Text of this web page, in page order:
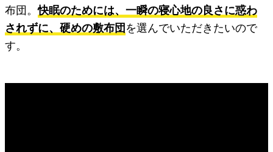
布団。快眠のためには、一瞬の寝心地の良さに惑わ
されずに、硬めの敷布団を選んでいただきたいので
す。